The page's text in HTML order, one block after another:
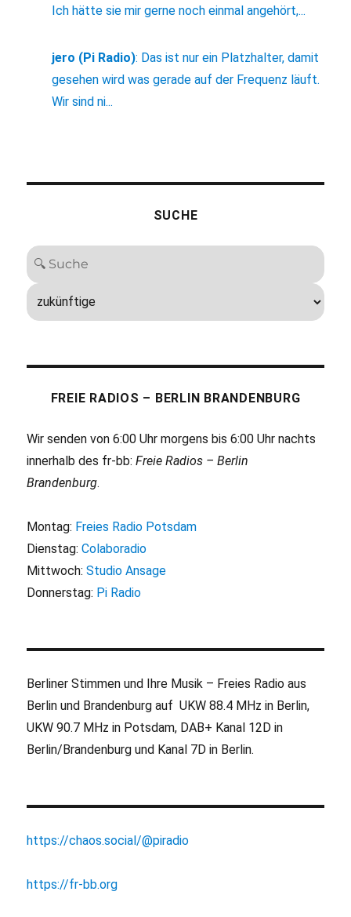
Ich hätte sie mir gerne noch einmal angehört,...
jero (Pi Radio): Das ist nur ein Platzhalter, damit
gesehen wird was gerade auf der Frequenz läuft.
Wir sind ni...
SUCHE
FREIE RADIOS – BERLIN BRANDENBURG
Wir senden von 6:00 Uhr morgens bis 6:00 Uhr nachts
innerhalb des fr-bb:Freie Radios – Berlin
Brandenburg.
Montag: Freies Radio Potsdam
Dienstag:Colaboradio
Mittwoch:Studio Ansage
Donnerstag: Pi Radio
Berliner Stimmen und Ihre Musik – Freies Radio aus
Berlin und Brandenburg auf UKW 88.4 MHz in Berlin,
UKW 90.7 MHz in Potsdam, DAB+ Kanal 12D in
Berlin/Brandenburg und Kanal 7D in Berlin.
https://chaos.social/@piradio
https://fr-bb.org